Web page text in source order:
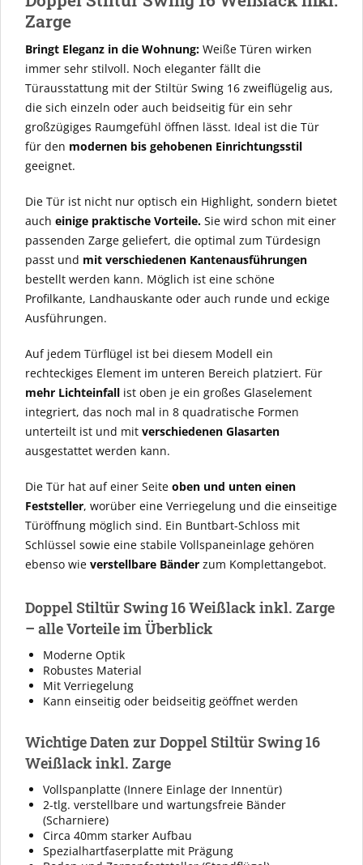
Zarge
Bringt Eleganz in die Wohnung: Weiße Türen wirken
immer sehr stilvoll. Noch eleganter fällt die
Türausstattung mit der Stiltür Swing 16 zweiflügelig aus,
die sich einzeln oder auch beidseitig für ein sehr
großzügiges Raumgefühl öffnen lässt. Ideal ist die Tür
für den modernen bis gehobenen Einrichtungsstil
geeignet.
Die Tür ist nicht nur optisch ein Highlight, sondern bietet
auch einige praktische Vorteile. Sie wird schon mit einer
passenden Zarge geliefert, die optimal zum Türdesign
passt und mit verschiedenen Kantenausführungen
bestellt werden kann. Möglich ist eine schöne
Profilkante, Landhauskante oder auch runde und eckige
Ausführungen.
Auf jedem Türflügel ist bei diesem Modell ein
rechteckiges Element im unteren Bereich platziert. Für
mehr Lichteinfall ist oben je ein großes Glaselement
integriert, das noch mal in 8 quadratische Formen
unterteilt ist und mit verschiedenen Glasarten
ausgestattet werden kann.
Die Tür hat auf einer Seite oben und unten einen
Feststeller, worüber eine Verriegelung und die einseitige
Türöffnung möglich sind. Ein Buntbart-Schloss mit
Schlüssel sowie eine stabile Vollspaneinlage gehören
ebenso wie verstellbare Bänder zum Komplettangebot.
Doppel Stiltür Swing 16 Weißlack inkl. Zarge
– alle Vorteile im Überblick
Moderne Optik
Robustes Material
Mit Verriegelung
Kann einseitig oder beidseitig geöffnet werden
Wichtige Daten zur Doppel Stiltür Swing 16
Weißlack inkl. Zarge
Vollspanplatte (Innere Einlage der Innentür)
2-tlg. verstellbare und wartungsfreie Bänder
(Scharniere)
Circa 40mm starker Aufbau
Spezialhartfaserplatte mit Prägung